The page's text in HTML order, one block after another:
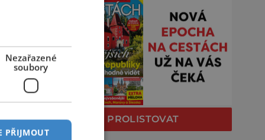
PROLISTOVAT
Nezařazené
soubory
PŘIJMOUT